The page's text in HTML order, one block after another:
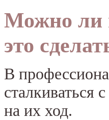
Можно ли
это
В
сталкиваться
на их ход.